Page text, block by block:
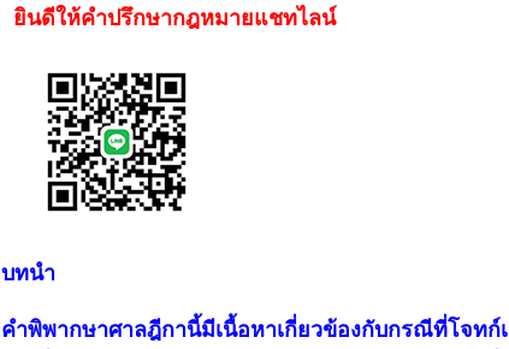
ยินดีให้คำปรึกษากฎหมายแชทไลน์
บทนำ
คำพิพากษาศาลฎีกานี้มีเนื้อหาเกี่ยวข้องกับกรณีที่โจทก์